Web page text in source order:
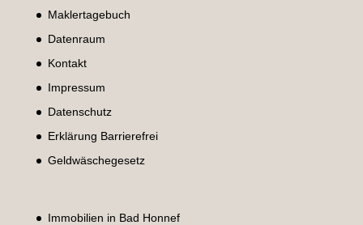
Maklertagebuch
Datenraum
Kontakt
Impressum
Datenschutz
Erklärung Barrierefrei
Geldwäschegesetz
Immobilien in Bad Honnef